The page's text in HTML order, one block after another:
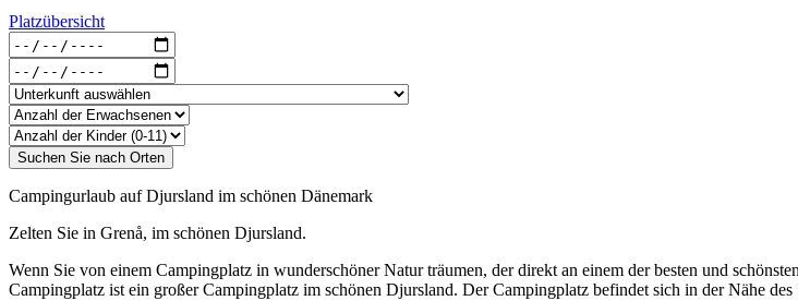
Platzübersicht
Campingurlaub auf Djursland im schönen Dänemark
Zelten Sie in Grenå, im schönen Djursland.
Wenn Sie von einem Campingplatz in wunderschöner Natur träumen, der direkt an einem der besten und
Campingplatz ist ein großer Campingplatz im schönen Djursland. Der Campingplatz befindet sich in der Nähe